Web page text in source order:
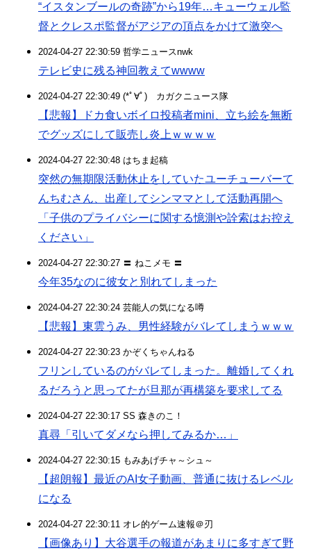
“イスタンブールの奇跡”から19年…キューウェル監
督とクレスポ監督がアジアの頂点をかけて激突へ
2024-04-27 22:30:59 哲学ニュースnwk
テレビ史に残る神回教えてwwww
2024-04-27 22:30:49 (*ﾟ∀ﾟ)ゞカガクニュース隊
【悲報】ドカ食いボイロ投稿者mini、立ち絵を無断
でグッズにして販売し炎上ｗｗｗｗ
2024-04-27 22:30:48 はちま起稿
突然の無期限活動休止をしていたユーチューバーて
んちむさん、出産してシンママとして活動再開へ
「子供のプライバシーに関する憶測や詮索はお控え
ください」
2024-04-27 22:30:27 〓 ねこメモ 〓
今年35なのに彼女と別れてしまった
2024-04-27 22:30:24 芸能人の気になる噂
【悲報】東雲うみ、男性経験がバレてしまうｗｗｗ
2024-04-27 22:30:23 かぞくちゃんねる
フリンしているのがバレてしまった。離婚してくれ
るだろうと思ってたが旦那が再構築を要求してる
2024-04-27 22:30:17 SS 森きのこ！
真尋「引いてダメなら押してみるか…」
2024-04-27 22:30:15 もみあげチャ～シュ～
【超朗報】最近のAI女子動画、普通に抜けるレベル
になる
2024-04-27 22:30:11 オレ的ゲーム速報＠刃
【画像あり】大谷選手の報道があまりに多すぎて野